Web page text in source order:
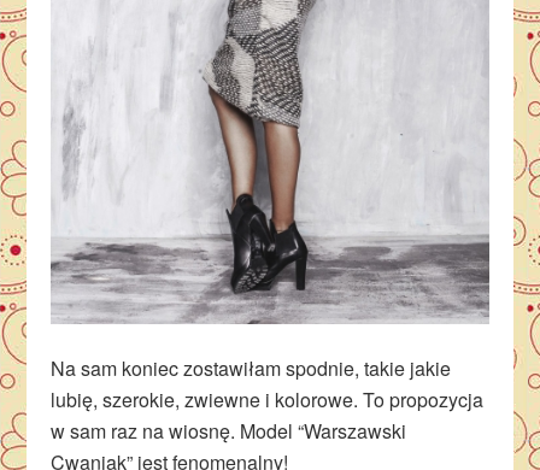
Na sam koniec zostawiłam spodnie, takie jakie
lubię, szerokie, zwiewne i kolorowe. To propozycja
w sam raz na wiosnę. Model “Warszawski
Cwaniak” jest fenomenalny!